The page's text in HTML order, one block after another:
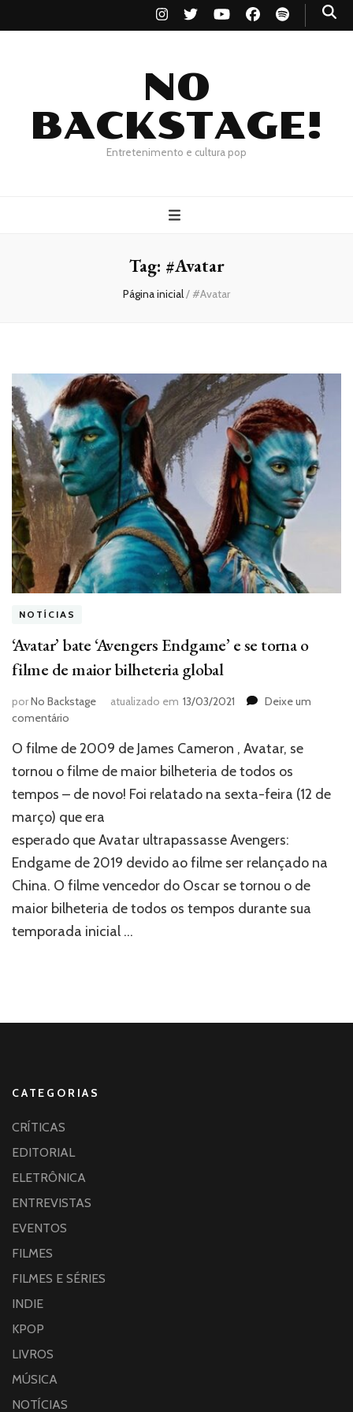
NO
BACKSTAGE!
Entretenimento e cultura pop
Tag: #Avatar
Página inicial/ #Avatar
NOTÍCIAS
‘Avatar’ bate ‘Avengers Endgame’ e se torna o
filme de maior bilheteria global
porNo Backstage atualizado em 13/03/2021
Deixe um
comentário
bate
‘Avengers
e
se
o
filme
de
bilheteria
global
O filme de 2009 de James Cameron , Avatar, se
tornou o filme de maior bilheteria de todos os
tempos – de novo! Foi relatado na sexta-feira (12 de
março) que era
esperado que Avatar ultrapassasse Avengers:
Endgame de 2019 devido ao filme ser relançado na
China. O filme vencedor do Oscar se tornou o de
maior bilheteria de todos os tempos durante sua
temporada inicial …
CATEGORIAS
CRÍTICAS
EDITORIAL
ELETRÔNICA
ENTREVISTAS
EVENTOS
FILMES
FILMES E SÉRIES
INDIE
KPOP
LIVROS
MÚSICA
NOTÍCIAS